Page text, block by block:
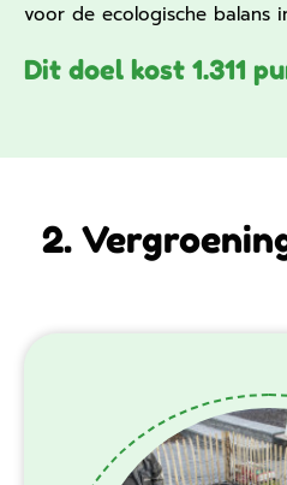
voor de ecologische balans
Dit doel kost 1.311
2.